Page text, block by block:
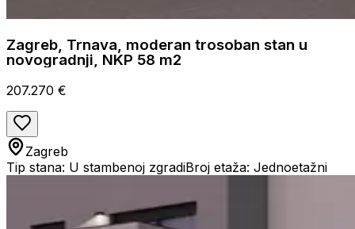
Zagreb, Trnava, moderan trosoban stan u
novogradnji, NKP 58 m2
207.270 €
Zagreb
Tip stana: U stambenoj zgradiBroj etaža: Jednoetažni